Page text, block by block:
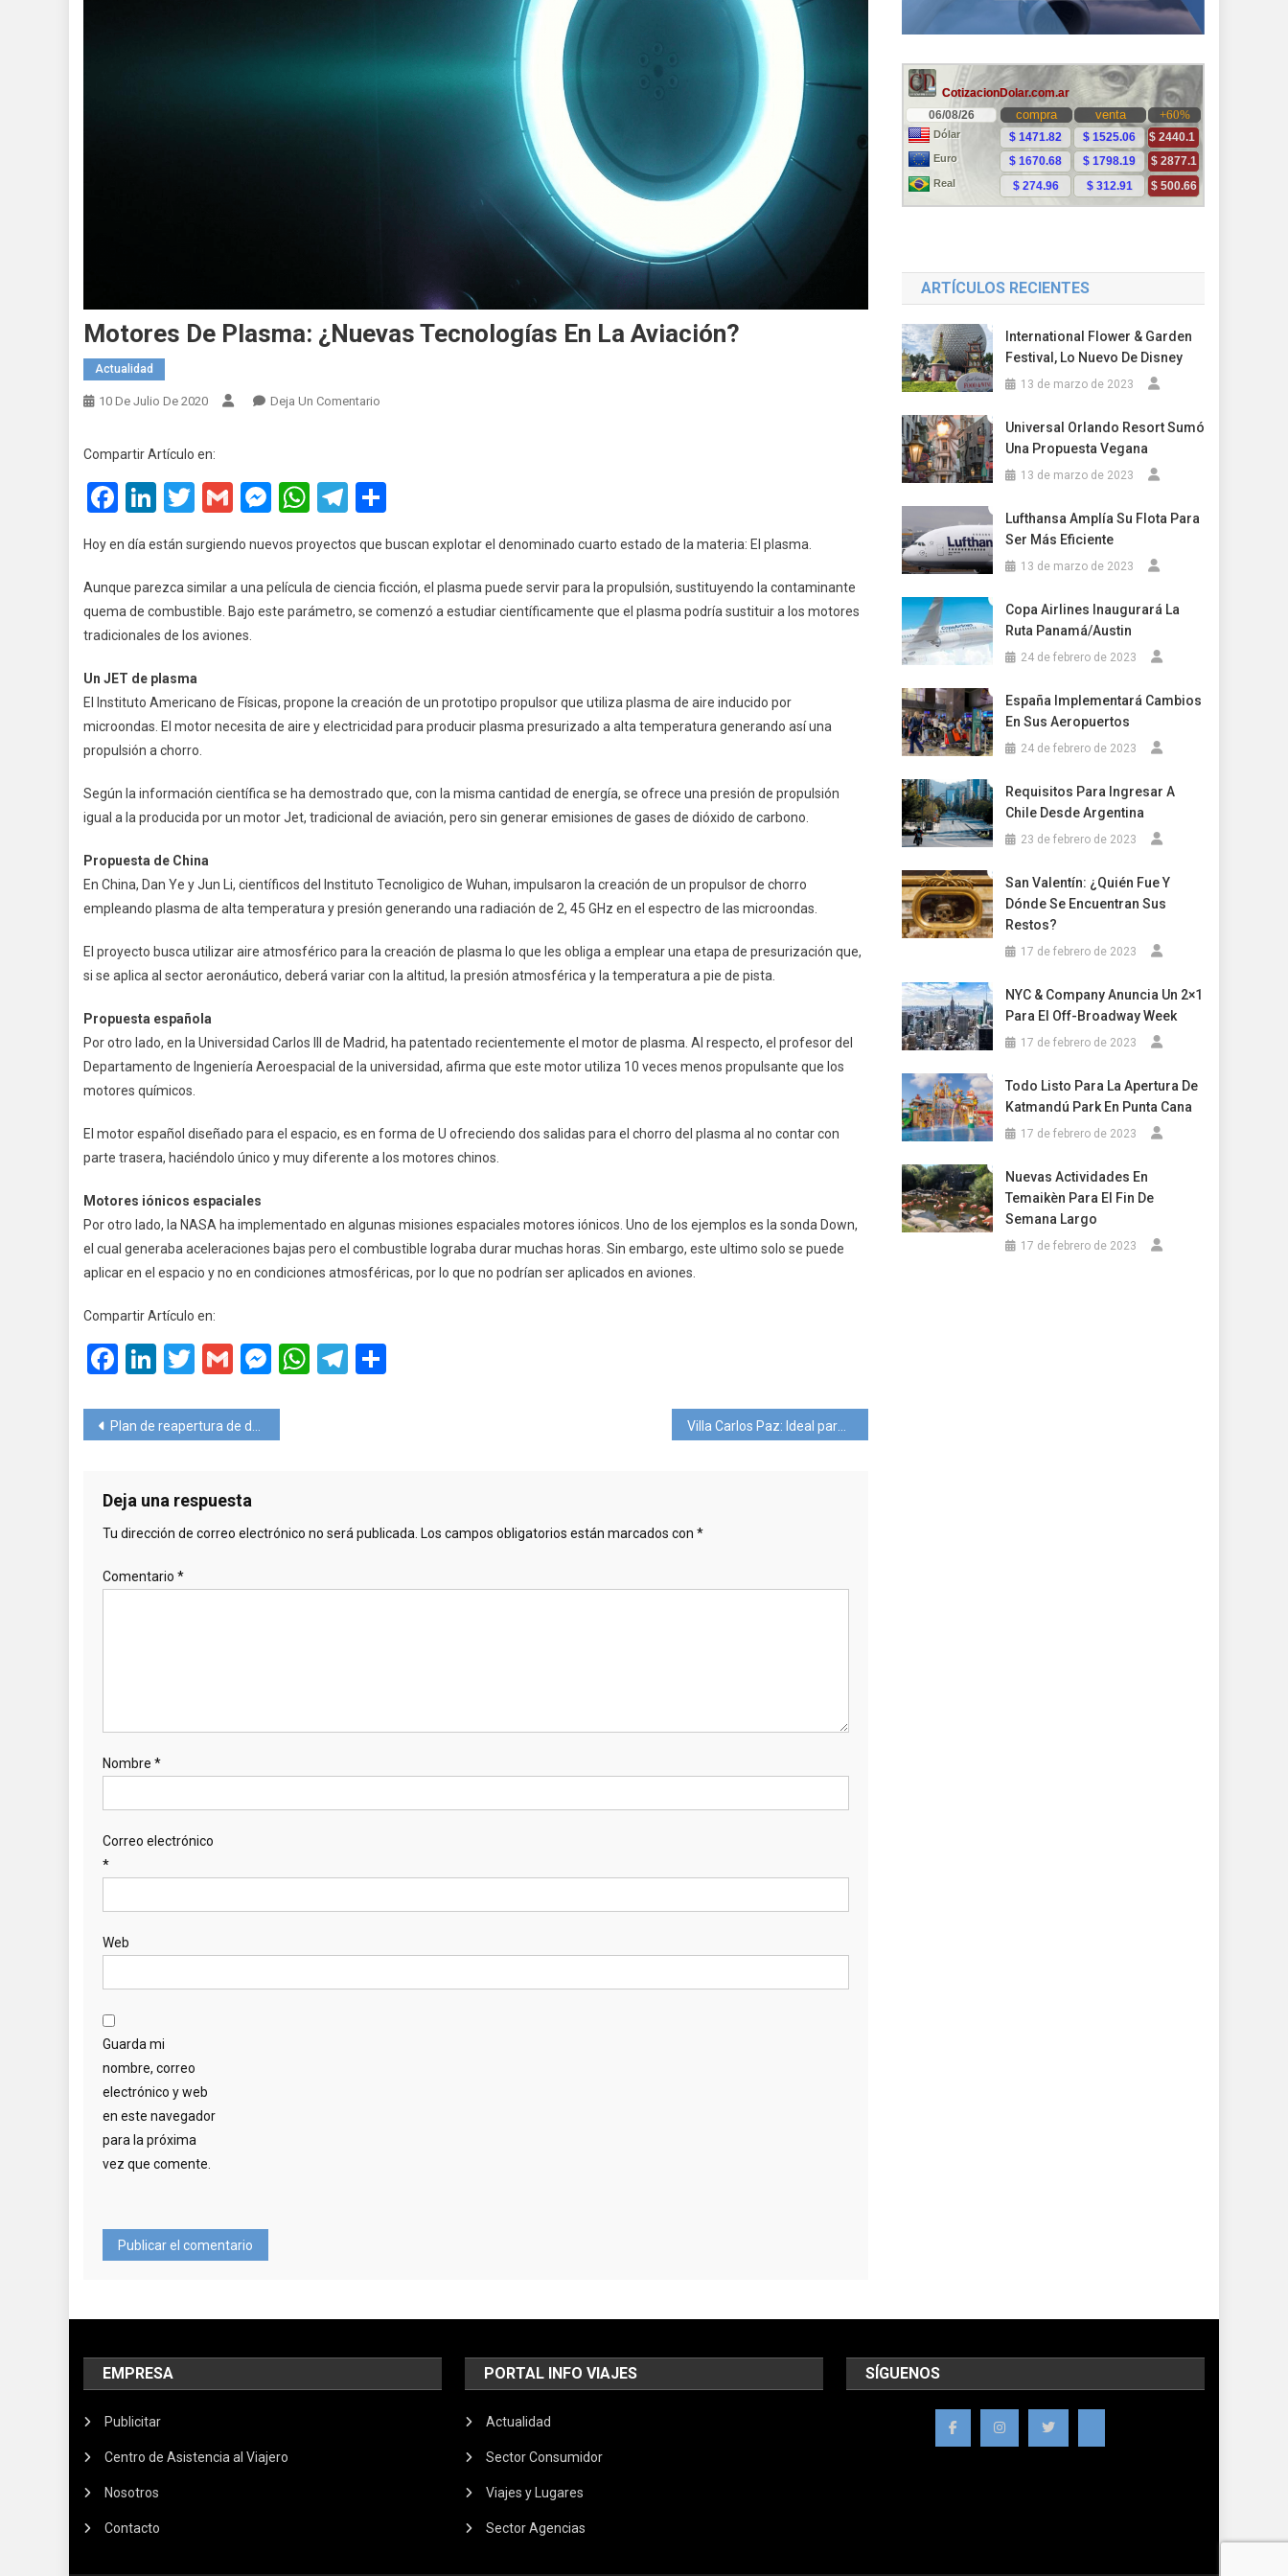
Motores De Plasma: ¿Nuevas Tecnologías En La Aviación?
Actualidad
10 De Julio De 2020 Deja Un Comentario
¿Nuevas
Tecnologías
La
Compartir Artículo en:
Facebook
LinkedIn
Twitter
GmailMessenger
WhatsApp
Telegram
Hoy en día están surgiendo nuevos proyectos que buscan explotar el denominado cuarto estado de la materia: El plasma.
Aunque parezca similar a una película de ciencia ficción, el plasma puede servir para la propulsión, sustituyendo la contaminante
quema de combustible. Bajo este parámetro, se comenzó a estudiar científicamente que el plasma podría sustituir a los motores
tradicionales de los aviones.
Un JET de plasma
El Instituto Americano de Físicas, propone la creación de un prototipo propulsor que utiliza plasma de aire inducido por
microondas. El motor necesita de aire y electricidad para producir plasma presurizado a alta temperatura generando así una
propulsión a chorro.
Según la información científica se ha demostrado que, con la misma cantidad de energía, se ofrece una presión de propulsión
igual a la producida por un motor Jet, tradicional de aviación, pero sin generar emisiones de gases de dióxido de carbono.
Propuesta de China
En China, Dan Ye y Jun Li, científicos del Instituto Tecnoligico de Wuhan, impulsaron la creación de un propulsor de chorro
empleando plasma de alta temperatura y presión generando una radiación de 2, 45 GHz en el espectro de las microondas.
El proyecto busca utilizar aire atmosférico para la creación de plasma lo que les obliga a emplear una etapa de presurización que,
si se aplica al sector aeronáutico, deberá variar con la altitud, la presión atmosférica y la temperatura a pie de pista.
Propuesta española
Por otro lado, en la Universidad Carlos III de Madrid, ha patentado recientemente el motor de plasma. Al respecto, el profesor del
Departamento de Ingeniería Aeroespacial de la universidad, afirma que este motor utiliza 10 veces menos propulsante que los
motores químicos.
El motor español diseñado para el espacio, es en forma de U ofreciendo dos salidas para el chorro del plasma al no contar con
parte trasera, haciéndolo único y muy diferente a los motores chinos.
Motores iónicos espaciales
Por otro lado, la NASA ha implementado en algunas misiones espaciales motores iónicos. Uno de los ejemplos es la sonda Down,
el cual generaba aceleraciones bajas pero el combustible lograba durar muchas horas. Sin embargo, este ultimo solo se puede
aplicar en el espacio y no en condiciones atmosféricas, por lo que no podrían ser aplicados en aviones.
Compartir Artículo en:
Facebook
LinkedIn
Twitter
GmailMessenger
WhatsApp
Telegram
Navegación
entradas
Plan de reapertura de destinos y hoteles en Dominicana
Deja una respuesta
Tu dirección de correo electrónico no será publicada. Los campos obligatorios están marcados con *
Comentario *
Nombre *
Correo electrónico
*
Web
Guarda mi
nombre, correo
electrónico y web
en este navegador
para la próxima
vez que comente.
ARTÍCULOS RECIENTES
International Flower & Garden
Festival, Lo Nuevo De Disney
13 de marzo de 2023
Universal Orlando Resort Sumó
Una Propuesta Vegana
13 de marzo de 2023
Lufthansa Amplía Su Flota Para
Ser Más Eficiente
13 de marzo de 2023
Copa Airlines Inaugurará La
Ruta Panamá/Austin
24 de febrero de 2023
España Implementará Cambios
En Sus Aeropuertos
24 de febrero de 2023
Requisitos Para Ingresar A
Chile Desde Argentina
23 de febrero de 2023
San Valentín: ¿Quién Fue Y
Dónde Se Encuentran Sus
Restos?
17 de febrero de 2023
NYC & Company Anuncia Un 2×1
Para El Off-Broadway Week
17 de febrero de 2023
Todo Listo Para La Apertura De
Katmandú Park En Punta Cana
17 de febrero de 2023
Nuevas Actividades En
Temaikèn Para El Fin De
Semana Largo
17 de febrero de 2023
EMPRESA
Publicitar
Centro de Asistencia al Viajero
Nosotros
Contacto
PORTAL INFO VIAJES
Actualidad
Sector Consumidor
Viajes y Lugares
Sector Agencias
SÍGUENOS